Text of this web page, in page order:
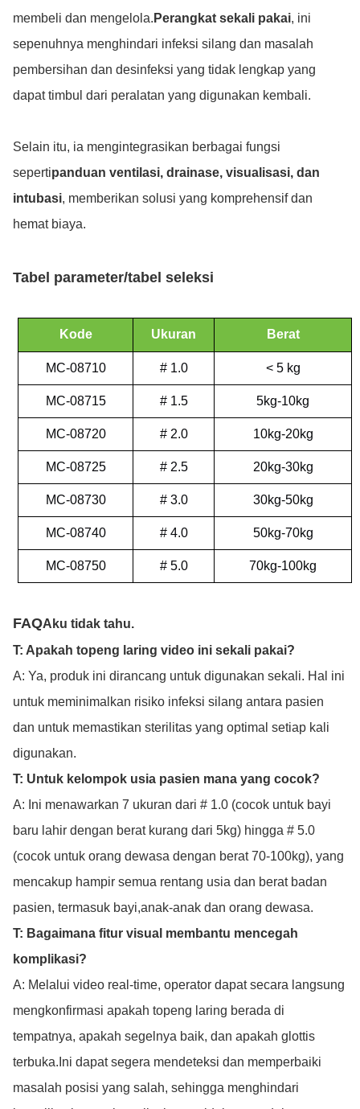
membeli dan mengelola. Perangkat sekali pakai, ini
sepenuhnya menghindari infeksi silang dan masalah
pembersihan dan desinfeksi yang tidak lengkap yang
dapat timbul dari peralatan yang digunakan kembali.
Selain itu, ia mengintegrasikan berbagai fungsi
sepertipanduan ventilasi, drainase, visualisasi, dan
intubasi, memberikan solusi yang komprehensif dan
hemat biaya.
Tabel parameter/tabel seleksi
Kode Ukuran Berat
MC-08710 # 1.0 < 5 kg
MC-08715 # 1.5 5kg-10kg
MC-08720 # 2.0 10kg-20kg
MC-08725 # 2.5 20kg-30kg
MC-08730 # 3.0 30kg-50kg
MC-08740 # 4.0 50kg-70kg
MC-08750 # 5.0 70kg-100kg
FAQAku tidak tahu.
T: Apakah topeng laring video ini sekali pakai?
A: Ya, produk ini dirancang untuk digunakan sekali. Hal ini
untuk meminimalkan risiko infeksi silang antara pasien
dan untuk memastikan sterilitas yang optimal setiap kali
digunakan.
T: Untuk kelompok usia pasien mana yang cocok?
A: Ini menawarkan 7 ukuran dari # 1.0 (cocok untuk bayi
baru lahir dengan berat kurang dari 5kg) hingga # 5.0
(cocok untuk orang dewasa dengan berat 70-100kg), yang
mencakup hampir semua rentang usia dan berat badan
pasien, termasuk bayi,anak-anak dan orang dewasa.
T: Bagaimana fitur visual membantu mencegah
komplikasi?
A: Melalui video real-time, operator dapat secara langsung
mengkonfirmasi apakah topeng laring berada di
tempatnya, apakah segelnya baik, dan apakah glottis
terbuka.Ini dapat segera mendeteksi dan memperbaiki
masalah posisi yang salah, sehingga menghindari